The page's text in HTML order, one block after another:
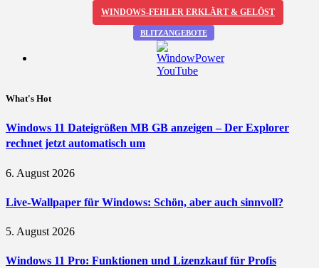
WINDOWS-FEHLER ERKLÄRT & GELÖST
BLITZANGEBOTE
What's Hot
Windows 11 Dateigrößen MB GB anzeigen – Der Explorer
rechnet jetzt automatisch um
6. August 2026
Live-Wallpaper für Windows: Schön, aber auch sinnvoll?
5. August 2026
Windows 11 Pro: Funktionen und Lizenzkauf für Profis